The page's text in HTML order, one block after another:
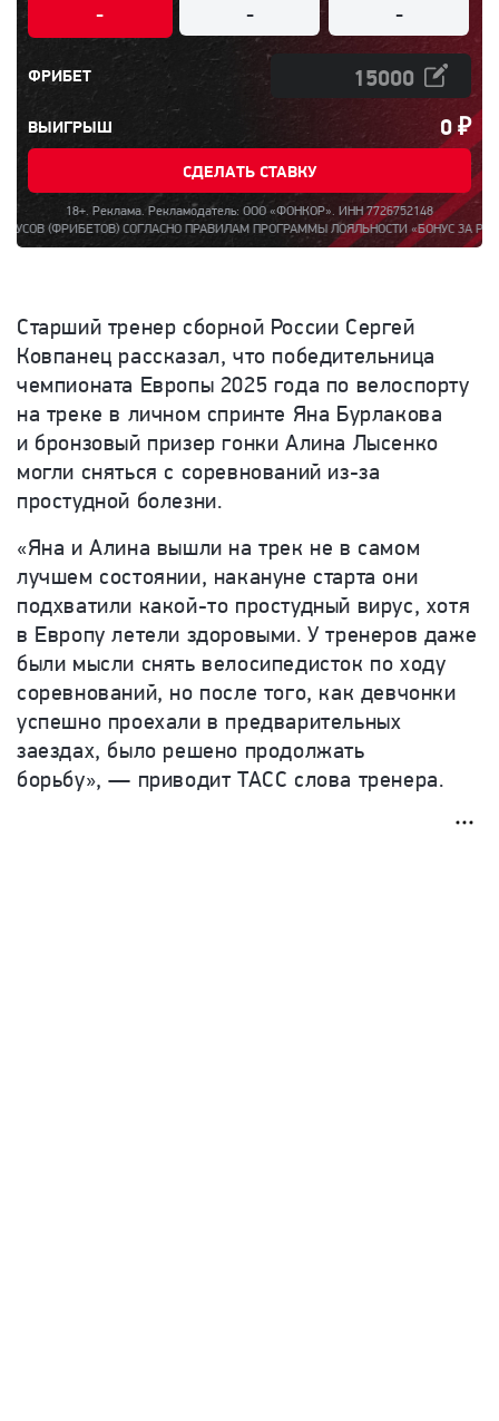
- - -
ФРИБЕТ
ВЫИГРЫШ 0₽
СДЕЛАТЬ СТАВКУ
18+. Реклама. Рекламодатель: ООО «ФОНКОР». ИНН 7726752148
СОГЛАСНО ПРАВИЛАМ ПРОГРАММЫ ЛОЯЛЬНОСТИ «БОНУС ЗА
Старший тренер сборной России Сергей
Ковпанец рассказал, что победительница
чемпионата Европы 2025 года по велоспорту
на треке в личном спринте Яна Бурлакова
и бронзовый призер гонки Алина Лысенко
могли сняться с соревнований из-за
простудной болезни.
«Яна и Алина вышли на трек не в самом
лучшем состоянии, накануне старта они
подхватили какой-то простудный вирус, хотя
в Европу летели здоровыми. У тренеров даже
были мысли снять велосипедисток по ходу
соревнований, но после того, как девчонки
успешно проехали в предварительных
заездах, было решено продолжать
борьбу», — приводит ТАСС слова тренера.